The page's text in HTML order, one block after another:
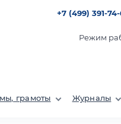
+7 (499) 391-
Режим
грамоты Журналы